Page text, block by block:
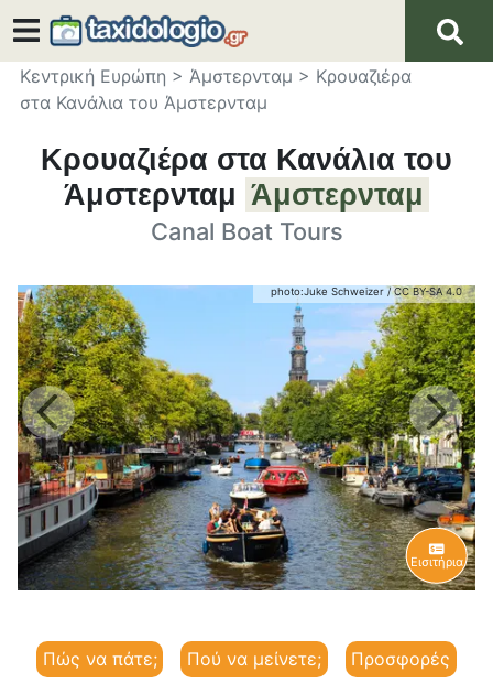
Κεντρική Ευρώπη > Άμστερνταμ > Κρουαζιέρα
στα Κανάλια του Άμστερνταμ
Κρουαζιέρα στα Κανάλια του
Άμστερνταμ Άμστερνταμ
Canal Boat Tours
photo:Juke Schweizer /CC BY-SA 4.0
Εισιτήρια
Πώς να πάτε; Πού να μείνετε; Προσφορές